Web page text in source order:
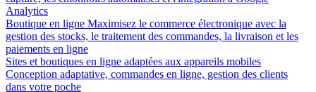
Analytics
Boutique en ligne Maximisez le commerce électronique avec la
gestion des stocks, le traitement des commandes, la livraison et les
paiements en ligne
Sites et boutiques en ligne adaptées aux appareils mobiles
Conception adaptative, commandes en ligne, gestion des clients
dans votre poche